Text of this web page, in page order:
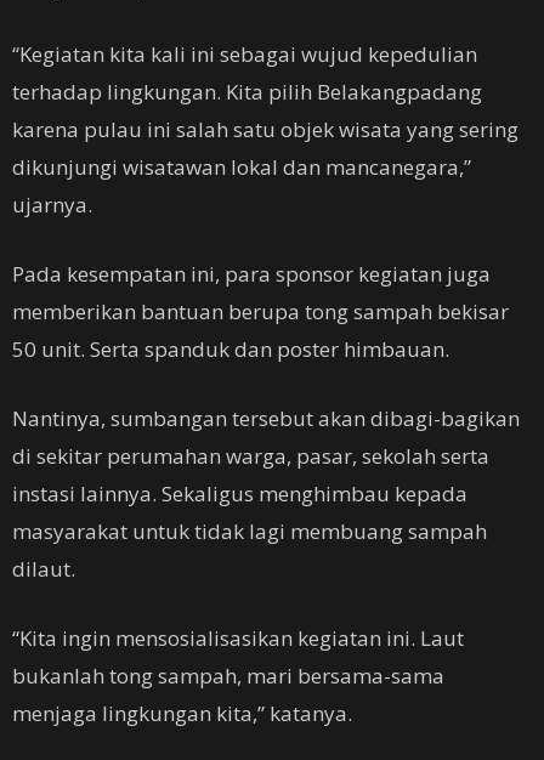
“Kegiatan kita kali ini sebagai wujud kepedulian
terhadap lingkungan. Kita pilih Belakangpadang
karena pulau ini salah satu objek wisata yang sering
dikunjungi wisatawan lokal dan mancanegara,”
ujarnya.
Pada kesempatan ini, para sponsor kegiatan juga
memberikan bantuan berupa tong sampah bekisar
50 unit. Serta spanduk dan poster himbauan.
Nantinya, sumbangan tersebut akan dibagi-bagikan
di sekitar perumahan warga, pasar, sekolah serta
instasi lainnya. Sekaligus menghimbau kepada
masyarakat untuk tidak lagi membuang sampah
dilaut.
“Kita ingin mensosialisasikan kegiatan ini. Laut
bukanlah tong sampah, mari bersama-sama
menjaga lingkungan kita,” katanya.